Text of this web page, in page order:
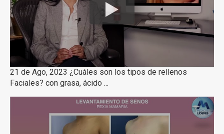
21 de Ago, 2023 ¿Cuáles son los tipos de rellenos
Faciales? con grasa, ácido ...